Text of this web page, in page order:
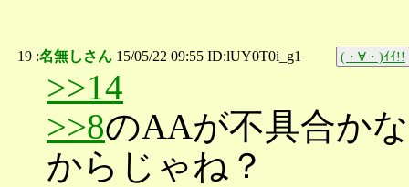
19 :名無しさん 15/05/22 09:55 ID:lUY0T0i_g1 (・∀・)ｲｲ!!
>>14
>>8のAAが不具合か
からじゃね？